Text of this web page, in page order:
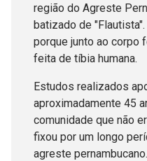
região do Agreste
batizado de
porque junto ao corpo
feita de tíbia humana.
Estudos realizados
aproximadamente 45
comunidade que não
fixou por um longo
agreste pernambucano.